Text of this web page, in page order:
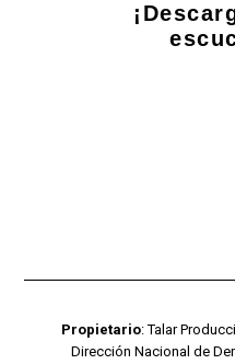
Propietario: Talar
Dirección Nacional de